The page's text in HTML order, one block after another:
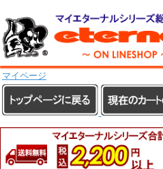
マイページ